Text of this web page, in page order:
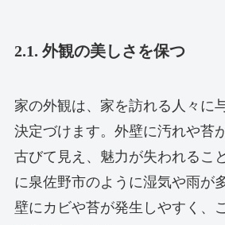
2.1. 外観の美しさを保つ
家の外観は、家を訪れる人々に
決定づけます。外壁に汚れや苔
古びて見え、魅力が失われるこ
に泉佐野市のように湿気や雨が
壁にカビや苔が発生しやすく、